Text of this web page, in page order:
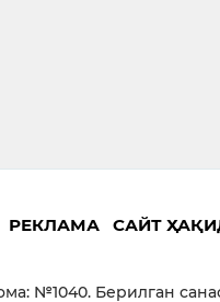
РЕКЛАМА САЙТ
№1040. Берилган